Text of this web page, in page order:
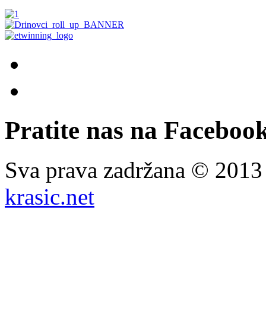
Pratite nas na
Sva prava zadržana ©
krasic.net